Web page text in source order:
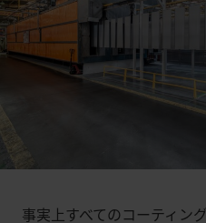
事実上すべてのコーティン